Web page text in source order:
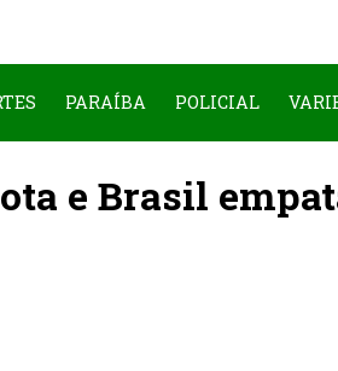
PARAÍBA POLICIAL
e Brasil